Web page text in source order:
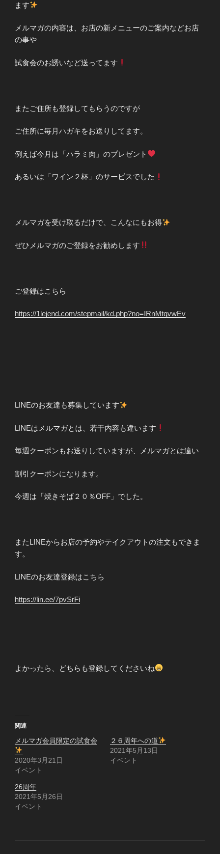
ます
メルマガの内容は、お店の新メニューのご案内などお店
の事や
試食会のお誘いなど送ってます
またご住所も登録してもらうのですが
ご住所に毎月ハガキをお送りしてます。
例えば今月は「ハラミ肉」のプレゼント
あるいは「ワイン２杯」のサービスでした
メルマガを受け取るだけで、こんなにもお得
ぜひメルマガのご登録をお勧めします
ご登録はこちら
https://1lejend.com/stepmail/kd.php?no=IRnMtqvwEv
LINEのお友達も募集しています
LINEはメルマガとは、若干内容も違います
毎週クーポンもお送りしていますが、メルマガとは違い
割引クーポンになります。
今週は「焼きそば２０％OFF」でした。
またLINEからお店の予約やテイクアウトの注文もできま
す。
LINEのお友達登録はこちら
https://lin.ee/7pvSrFi
よかったら、どちらも登録してくださいね
関連
メルマガ会員限定の試食会
2020年3月21日
イベント
２６周年への道
2021年5月13日
イベント
26周年
2021年5月26日
イベント